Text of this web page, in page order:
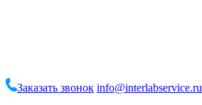
Заказать звонок info@interlabservice.ru